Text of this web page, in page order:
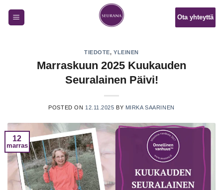
Ota yhteyttä
TIEDOTE,YLEINEN
Marraskuun 2025 Kuukauden
Seuralainen Päivi!
POSTED ON 12.11.2025 BY MIRKA SAARINEN
12
marras